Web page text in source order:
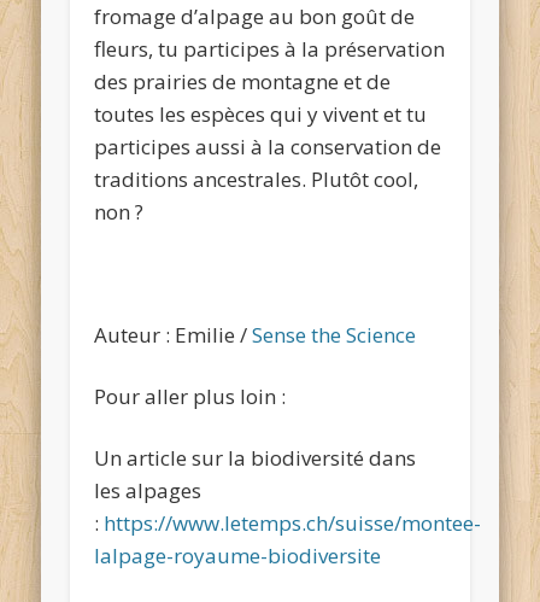
fromage d’alpage au bon goût de
fleurs, tu participes à la préservation
des prairies de montagne et de
toutes les espèces qui y vivent et tu
participes aussi à la conservation de
traditions ancestrales. Plutôt cool,
non ?
Auteur : Emilie /Sense the Science
Pour aller plus loin :
Un article sur la biodiversité dans
les alpages
: https://www.letemps.ch/suisse/montee-
lalpage-royaume-biodiversite